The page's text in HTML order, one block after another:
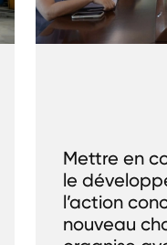
Mettre en
le
l’action
nouveau